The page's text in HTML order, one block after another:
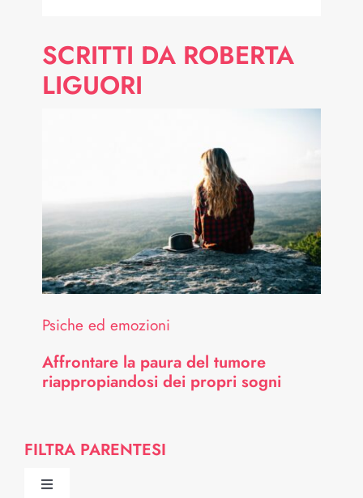
SCRITTI DA ROBERTA
LIGUORI
Psiche ed emozioni
Affrontare la paura del tumore
riappropiandosi dei propri sogni
FILTRA PARENTESI
Toggle